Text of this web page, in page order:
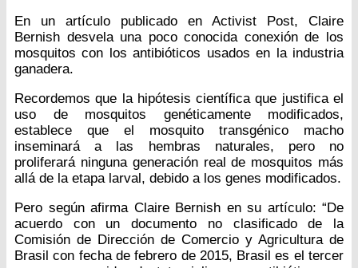
En un artículo publicado en Activist Post, Claire
Bernish desvela una poco conocida conexión de los
mosquitos con los antibióticos usados en la industria
ganadera.
Recordemos que la hipótesis científica que justifica el
uso de mosquitos genéticamente modificados,
establece que el mosquito transgénico macho
inseminará a las hembras naturales, pero no
proliferará ninguna generación real de mosquitos más
allá de la etapa larval, debido a los genes modificados.
Pero según afirma Claire Bernish en su artículo: “De
acuerdo con un documento no clasificado de la
Comisión de Dirección de Comercio y Agricultura de
Brasil con fecha de febrero de 2015, Brasil es el tercer